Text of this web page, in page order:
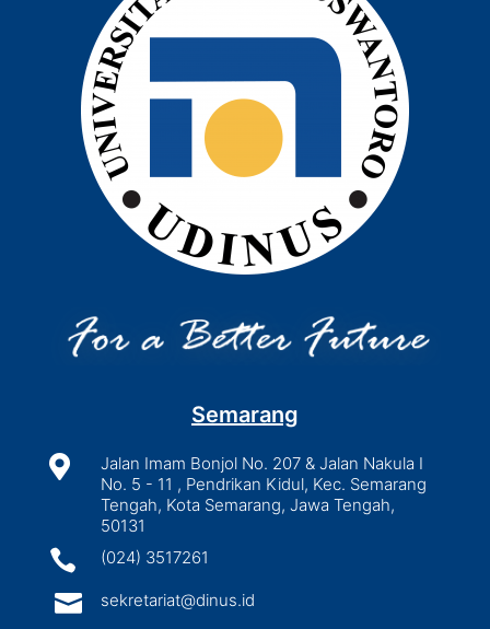
Semarang

Jalan Imam Bonjol No. 207 & Jalan Nakula I
No. 5 - 11 , Pendrikan Kidul, Kec. Semarang
Tengah, Kota Semarang, Jawa Tengah,
50131
 (024) 3517261
 sekretariat@dinus.id